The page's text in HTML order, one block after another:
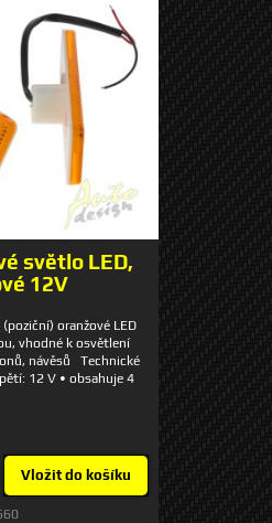
světlo LED,
12V
oranžové LED
vhodné k osvětlení
návěsů Technické
12 V • obsahuje 4
Vložit do košíku